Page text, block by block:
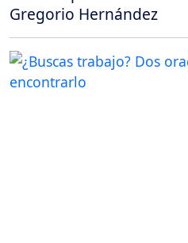
Gregorio Hernández